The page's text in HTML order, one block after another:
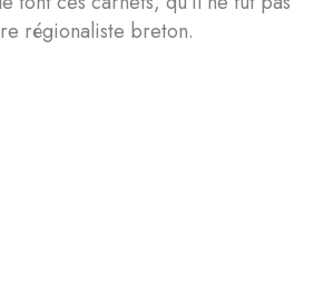
régionaliste breton.